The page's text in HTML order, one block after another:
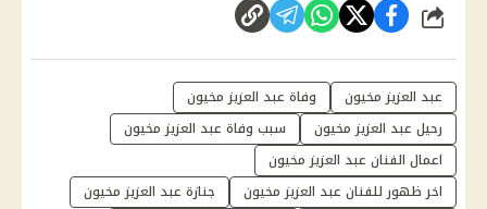
شارك
عبد العزيز مخيون
وفاة عبد العزيز مخيون
رحيل عبد العزيز مخيون
سبب وفاة عبد العزيز مخيون
اعمال الفنان عبد العزيز مخيون
اخر ظهور للفنان عبد العزيز مخيون
جنازة عبد العزيز مخيون